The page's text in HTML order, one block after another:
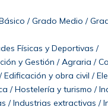
/ Grado Medio /
Físicas y Deportivas /
y Gestión / Agraria /
Edificación y obra civil /
/ Hostelería y turismo /
/ Industrias extractivas /